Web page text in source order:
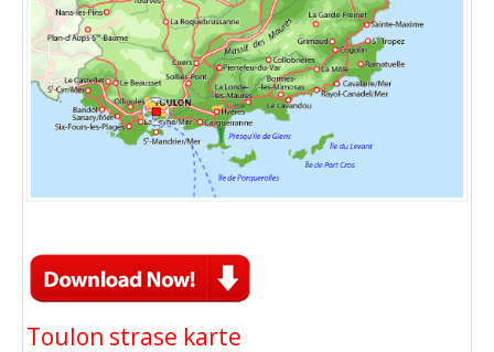
Toulon strase karte